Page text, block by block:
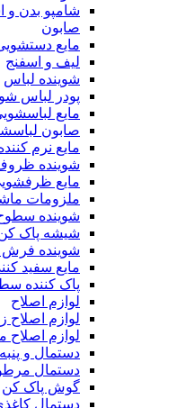
شامپو بدن و
صابون
مایع
لیف و اسفنج
شوینده لباس
پودر لباس
مایع
صابون
مایع نرم
شوینده
مایع
ملزومات
شوینده
شیشه پاک
شوینده فرش
مایع سفید
پاک کننده
لوازم اصلاح
لوازم اصلاح
لوازم اصلاح
دستمال و پنبه
دستمال
گوش پاک کن
دستمال